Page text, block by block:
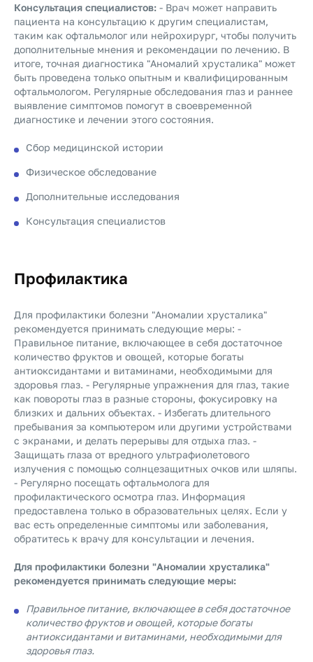
Консультация специалистов: - Врач может направить
пациента на консультацию к другим специалистам,
таким как офтальмолог или нейрохирург, чтобы получить
дополнительные мнения и рекомендации по лечению. В
итоге, точная диагностика "Аномалий хрусталика" может
быть проведена только опытным и квалифицированным
офтальмологом. Регулярные обследования глаз и раннее
выявление симптомов помогут в своевременной
диагностике и лечении этого состояния.
Сбор медицинской истории
Физическое обследование
Дополнительные исследования
Консультация специалистов
Профилактика
Для профилактики болезни "Аномалии хрусталика"
рекомендуется принимать следующие меры: -
Правильное питание, включающее в себя достаточное
количество фруктов и овощей, которые богаты
антиоксидантами и витаминами, необходимыми для
здоровья глаз. - Регулярные упражнения для глаз, такие
как повороты глаз в разные стороны, фокусировку на
близких и дальних объектах. - Избегать длительного
пребывания за компьютером или другими устройствами
с экранами, и делать перерывы для отдыха глаз. -
Защищать глаза от вредного ультрафиолетового
излучения с помощью солнцезащитных очков или шляпы.
- Регулярно посещать офтальмолога для
профилактического осмотра глаз. Информация
предоставлена только в образовательных целях. Если у
вас есть определенные симптомы или заболевания,
обратитесь к врачу для консультации и лечения.
Для профилактики болезни "Аномалии хрусталика"
рекомендуется принимать следующие меры:
Правильное питание, включающее в себя достаточное
количество фруктов и овощей, которые богаты
антиоксидантами и витаминами, необходимыми для
здоровья глаз.